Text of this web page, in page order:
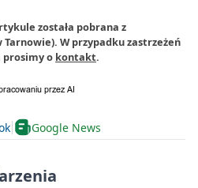
została pobrana z
Tarnowie). W przypadku zastrzeżeń
prosimy o kontakt.
Google News